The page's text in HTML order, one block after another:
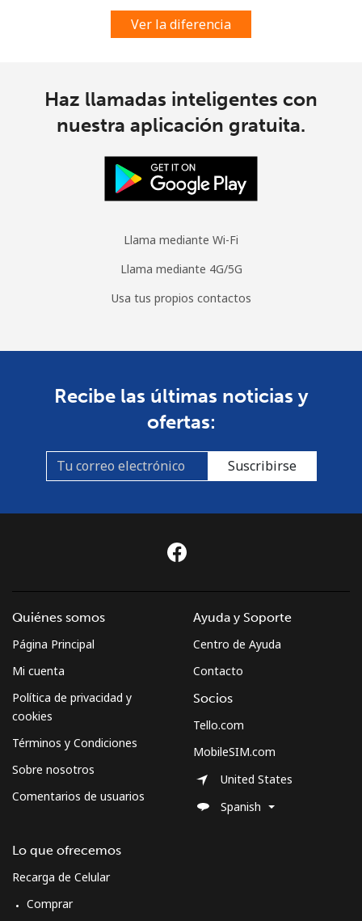
Ver la diferencia
Haz llamadas inteligentes con
nuestra aplicación gratuita.
Llama mediante Wi-Fi
Llama mediante 4G/5G
Usa tus propios contactos
Recibe las últimas noticias y
ofertas:
Suscribirse
Quiénes somos
Página Principal
Mi cuenta
Política de privacidad y
cookies
Términos y Condiciones
Sobre nosotros
Comentarios de usuarios
Lo que ofrecemos
Recarga de Celular
Comprar
Ayuda y Soporte
Centro de Ayuda
Contacto
Socios
Tello.com
MobileSIM.com
United States
Spanish